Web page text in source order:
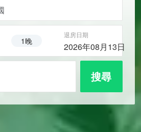
1晚
退房日期
2026年08月13日
搜尋